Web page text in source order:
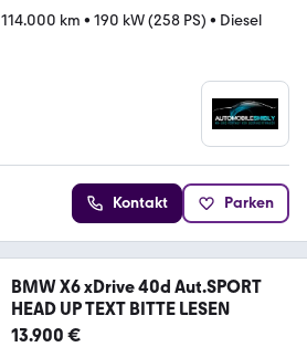
114.000 km • 190 kW (258 PS) • Diesel
Kontakt Parken
BMW X6 xDrive 40d Aut.SPORT
HEAD UP TEXT BITTE LESEN
13.900 €